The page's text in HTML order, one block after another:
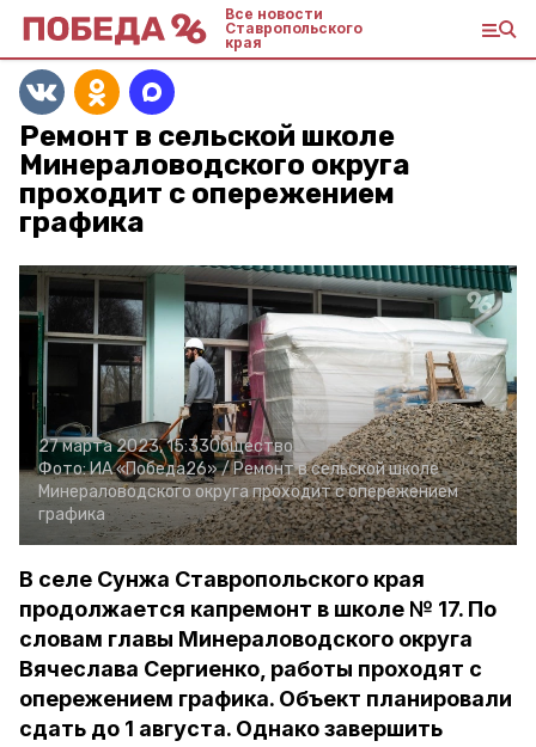
Все новости
Ставропольского
края
Ремонт в сельской школе
Минераловодского округа
проходит с опережением
графика
27 марта 2023, 15:33Общество
Фото:ИА «Победа26» /Ремонт в сельской школе
Минераловодского округа проходит с опережением
графика
В селе Сунжа Ставропольского края
продолжается капремонт в школе № 17. По
словам главы Минераловодского округа
Вячеслава Сергиенко, работы проходят с
опережением графика. Объект планировали
сдать до 1 августа. Однако завершить